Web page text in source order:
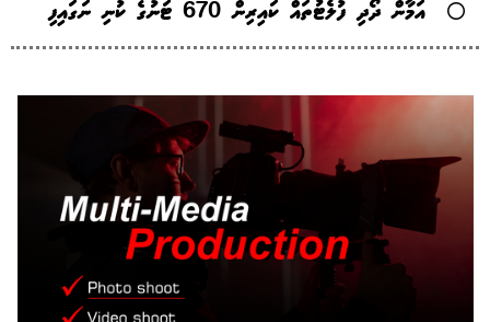
އަމާން ދޯދި ފުލެޓުތައް ކައިރިން 670 ޓަނުގެ ކުނި ނަގައިފި